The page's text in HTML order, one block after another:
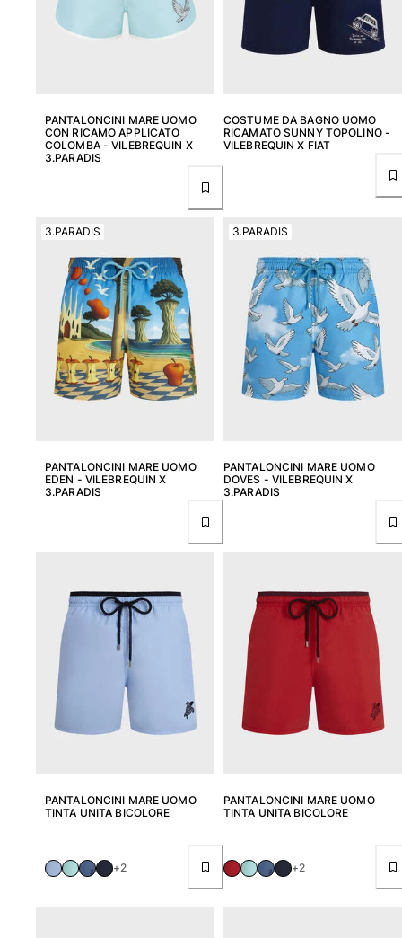
Borsello
Infradito
Mocassino
Outdoor
Vedi tutti i Outdoor
Calzini
Vedi tutti i Calzini
Giochi da spiaggia
Vedi tutti i Portachiavi
Collaborazioni
Regali
Ispirazioni
LE SPIAGGE VILEBREQUIN
GIFT CARD
Reso
PANTALONCINI MARE UOMO
CON RICAMO APPLICATO
COLOMBA - VILEBREQUIN X
3.PARADIS
COSTUME DA BAGNO UOMO
RICAMATO SUNNY TOPOLINO -
VILEBREQUIN X FIAT
PANTALONCINI MARE UOMO
EDEN - VILEBREQUIN X
3.PARADIS
3.PARADIS
PANTALONCINI MARE UOMO
DOVES - VILEBREQUIN X
3.PARADIS
3.PARADIS
PANTALONCINI MARE UOMO
TINTA UNITA BICOLORE
+2
PANTALONCINI MARE UOMO
TINTA UNITA BICOLORE
+2